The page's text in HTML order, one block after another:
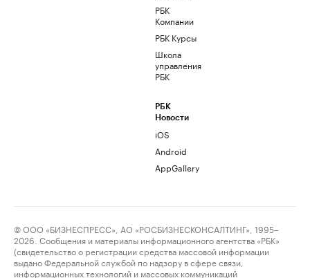
РБК
Компании
РБК Курсы
Школа
управления
РБК
РБК
Новости
iOS
Android
AppGallery
© ООО «БИЗНЕСПРЕСС», АО «РОСБИЗНЕСКОНСАЛТИНГ», 1995–
2026. Сообщения и материалы информационного агентства «РБК»
(свидетельство о регистрации средства массовой информации
выдано Федеральной службой по надзору в сфере связи,
информационных технологий и массовых коммуникаций